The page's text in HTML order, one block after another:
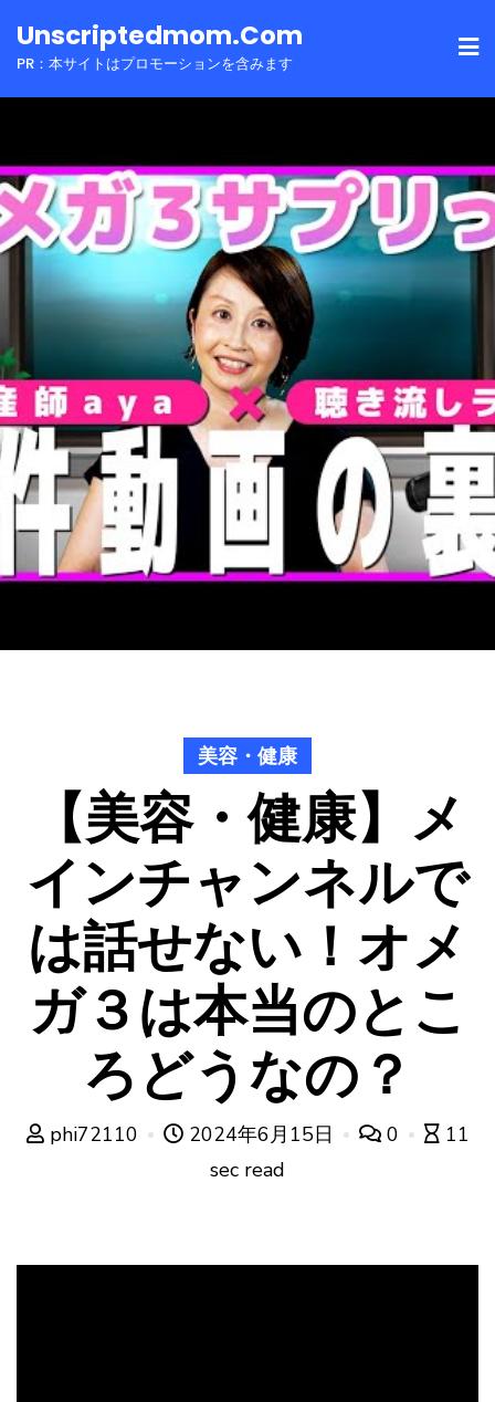
toUnscriptedmom.com
PR：本サイトはプロモーションを含みます
美容・健康
【美容・健康】メ
インチャンネルで
は話せない！オメ
ガ３は本当のとこ
ろどうなの？
phi72110 2024年6月15日 0
11
sec read